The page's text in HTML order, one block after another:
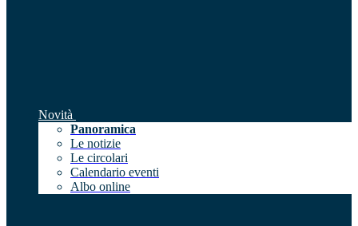
Novità
Panoramica
Le notizie
Le circolari
Calendario eventi
Albo online